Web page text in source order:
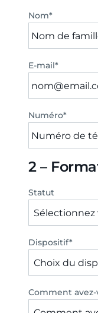
Nom*
E-mail*
Numéro*
2 –
Statut
Dispositif*
Comment avez-